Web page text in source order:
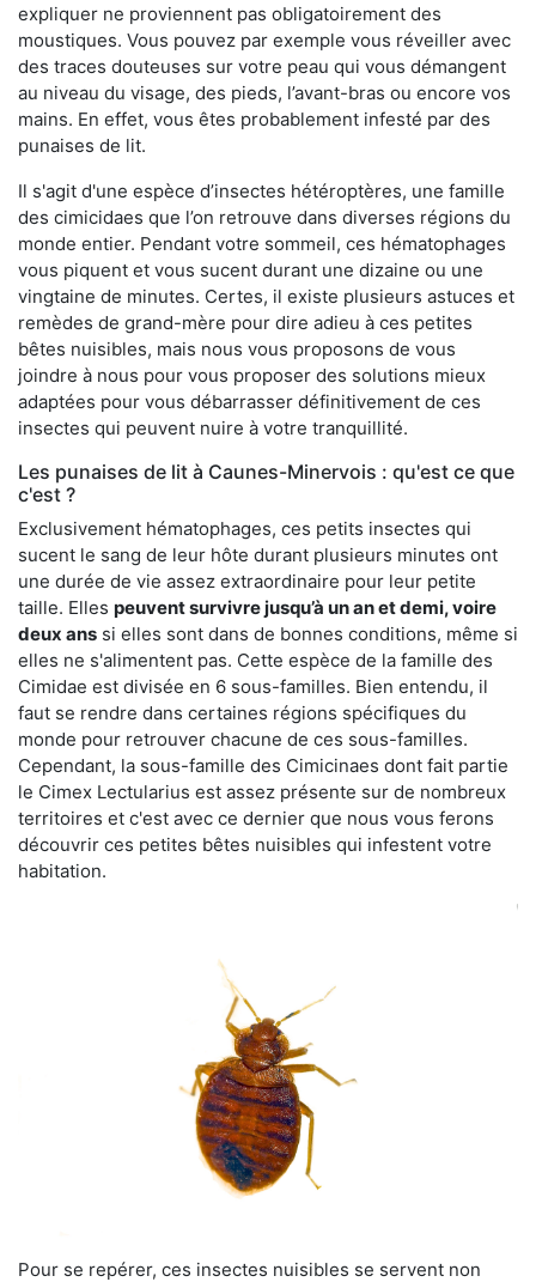
expliquer ne proviennent pas obligatoirement des
moustiques. Vous pouvez par exemple vous réveiller avec
des traces douteuses sur votre peau qui vous démangent
au niveau du visage, des pieds, l’avant-bras ou encore vos
mains. En effet, vous êtes probablement infesté par des
punaises de lit.
Il s'agit d'une espèce d’insectes hétéroptères, une famille
des cimicidaes que l’on retrouve dans diverses régions du
monde entier. Pendant votre sommeil, ces hématophages
vous piquent et vous sucent durant une dizaine ou une
vingtaine de minutes. Certes, il existe plusieurs astuces et
remèdes de grand-mère pour dire adieu à ces petites
bêtes nuisibles, mais nous vous proposons de vous
joindre à nous pour vous proposer des solutions mieux
adaptées pour vous débarrasser définitivement de ces
insectes qui peuvent nuire à votre tranquillité.
Les punaises de lit à Caunes-Minervois : qu'est ce que
c'est ?
Exclusivement hématophages, ces petits insectes qui
sucent le sang de leur hôte durant plusieurs minutes ont
une durée de vie assez extraordinaire pour leur petite
taille. Elles peuvent survivre jusqu’à un an et demi, voire
deux ans si elles sont dans de bonnes conditions, même si
elles ne s'alimentent pas. Cette espèce de la famille des
Cimidae est divisée en 6 sous-familles. Bien entendu, il
faut se rendre dans certaines régions spécifiques du
monde pour retrouver chacune de ces sous-familles.
Cependant, la sous-famille des Cimicinaes dont fait partie
le Cimex Lectularius est assez présente sur de nombreux
territoires et c'est avec ce dernier que nous vous ferons
découvrir ces petites bêtes nuisibles qui infestent votre
habitation.
Pour se repérer, ces insectes nuisibles se servent non